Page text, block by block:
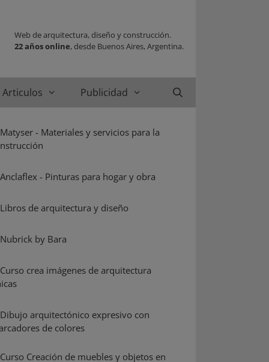
Web de arquitectura, diseño y construcción.
22 años online, desde Buenos Aires, Argentina.
Articulos Publicidad